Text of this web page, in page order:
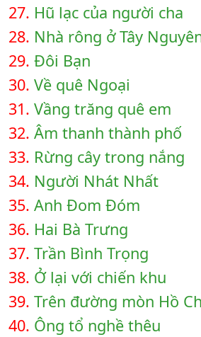
27. Hũ lạc của người cha
28. Nhà rông ở Tây
29. Đôi Bạn
30. Về quê Ngoại
31. Vầng trăng quê em
32. Âm thanh thành phố
33. Rừng cây trong nắng
34. Người Nhát Nhất
35. Anh Đom Đóm
36. Hai Bà Trưng
37. Trần Bình Trọng
38. Ở lại với chiến khu
39. Trên đường mòn Hồ
40. Ông tổ nghề thêu